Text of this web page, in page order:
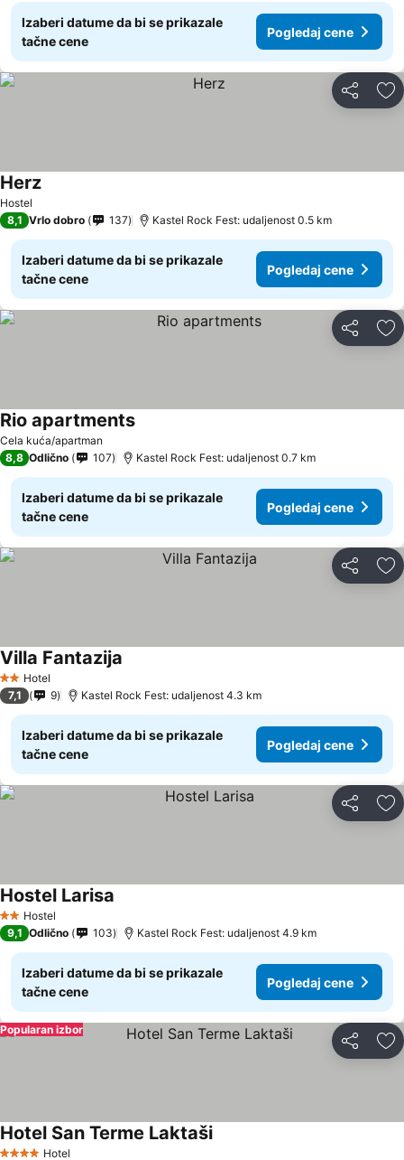
Izaberi datume da bi se prikazale
tačne cene
Pogledaj cene
Deli
Hostel
Herz
8,1 Vrlo dobro 137 Kastel Rock Fest: udaljenost 0.5 km
Izaberi datume da bi se prikazale
tačne cene
Pogledaj cene
Deli
Cela kuća/apartman
Rio apartments
8,8 Odlično 107 Kastel Rock Fest: udaljenost 0.7 km
Izaberi datume da bi se prikazale
tačne cene
Pogledaj cene
Deli
2 Zvezdice
Hotel
Villa Fantazija
7,1 9 Kastel Rock Fest: udaljenost 4.3 km
Izaberi datume da bi se prikazale
tačne cene
Pogledaj cene
Deli
2 Zvezdice
Hostel
Hostel Larisa
9,1 Odlično 103 Kastel Rock Fest: udaljenost 4.9 km
Izaberi datume da bi se prikazale
tačne cene
Pogledaj cene
Deli
Popularan izbor
Hotel
Hotel San Terme Laktaši